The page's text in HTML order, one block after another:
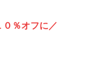
％オフに／